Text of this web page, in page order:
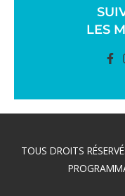
LES
TOUS DROITS